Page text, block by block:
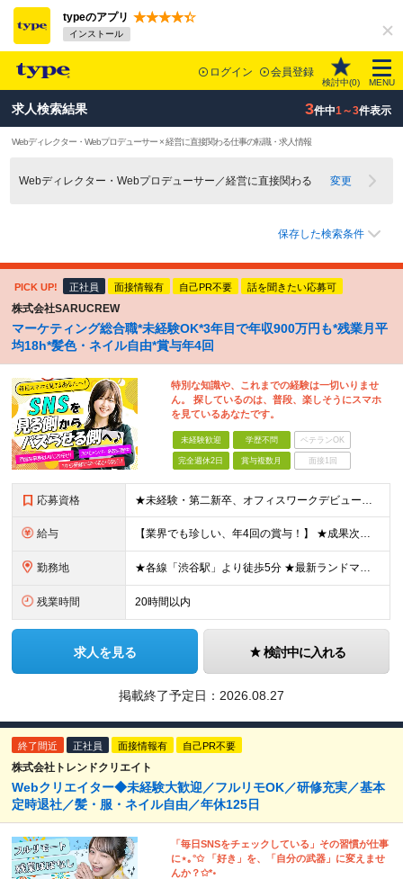
typeのアプリ
インストール
ログイン 会員登録
検討中(0) MENU
求人検索結果 3件中1～3件表示
Webディレクター・Webプロデューサー × 経営に直接関わる仕事の転職・求人情報
Webディレクター・Webプロデューサー／経営に直接関わる 変更
保存した検索条件
PICK UP! 正社員 面接情報有 自己PR不要 話を聞きたい応募可
株式会社SARUCREW
マーケティング総合職*未経験OK*3年目で年収900万円も*残業月平
均18h*髪色・ネイル自由*賞与年4回
特別な知識や、これまでの経験は一切いりませ
ん。 探しているのは、普段、楽しそうにスマホ
を見ているあなたです。
未経験歓迎 学歴不問 ベテランOK
完全週休2日 賞与複数月 面接1回
応募資格 ★未経験・第二新卒、オフィスワークデビュー大歓迎 ★平均年齢は28.6歳！ ★20代の若手メンバーが中心になって活躍している職場です！ ●学歴不問 ※35歳以下の方（若年層の長期キャリア形成） ★こ
給与 【業界でも珍しい、年4回の賞与！】 ★成果次第でスピード昇給可 →20代で年収700万〜900万超も！ ■未経験：月給26〜30万円＋賞与年4回（業績による）＋各種手当 ※経験・スキルを考慮して決定
勤務地 ★各線「渋谷駅」より徒歩5分 ★最新ランドマークオフィスです！ ★転勤はありません 【本社】 東京都渋谷区道玄坂2-25-12 道玄坂通 dogenzaka-dori 5階 ※(変更の範囲)上記を除
残業時間 20時間以内
求人を見る 検討中に入れる
掲載終了予定日： 2026.08.27
終了間近 正社員 面接情報有 自己PR不要
株式会社トレンドクリエイト
Webクリエイター◆未経験大歓迎／フルリモOK／研修充実／基本
定時退社／髪・服・ネイル自由／年休125日
「毎日SNSをチェックしている」その習慣が仕事
に⋆｡°✩ 「好き」を、「自分の武器」に変えませ
んか？✩*॰